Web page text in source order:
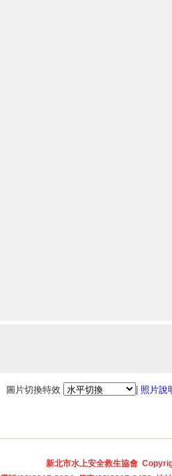
圖片切換特效 照片說
新北市水上安全救生協會